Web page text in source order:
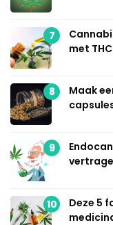
7
met
8
Maak
9
10
Deze 5